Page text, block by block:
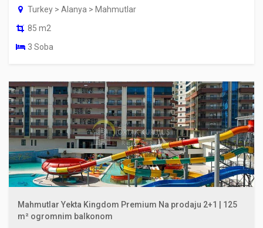
Turkey > Alanya > Mahmutlar
85 m2
3 Soba
Mahmutlar Yekta Kingdom Premium Na prodaju 2+1 | 125
m² ogromnim balkonom